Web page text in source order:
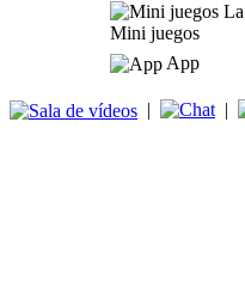
Mini juegos
App
| |